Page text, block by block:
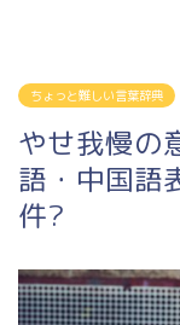
ちょっと難しい言葉辞典
やせ我慢の
語・中国語
件?